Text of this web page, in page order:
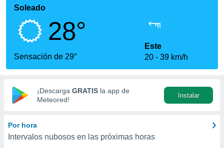
ha
calidad.
a este
las
y
digital
basada
Soleado
28°
Sensación de 29°
Este
20
39 km/h
¡Descarga GRATIS la app de
Meteored!
Instalar
Por hora
Intervalos nubosos en las próximas horas